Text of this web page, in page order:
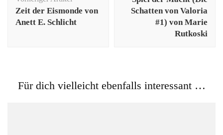
Zeit der Eismonde von
Anett E. Schlicht
Schatten von Valoria
#1) von Marie
Rutkoski
Für dich vielleicht ebenfalls interessant …